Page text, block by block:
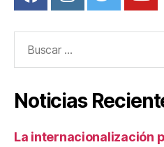
Noticias
La internacionalización